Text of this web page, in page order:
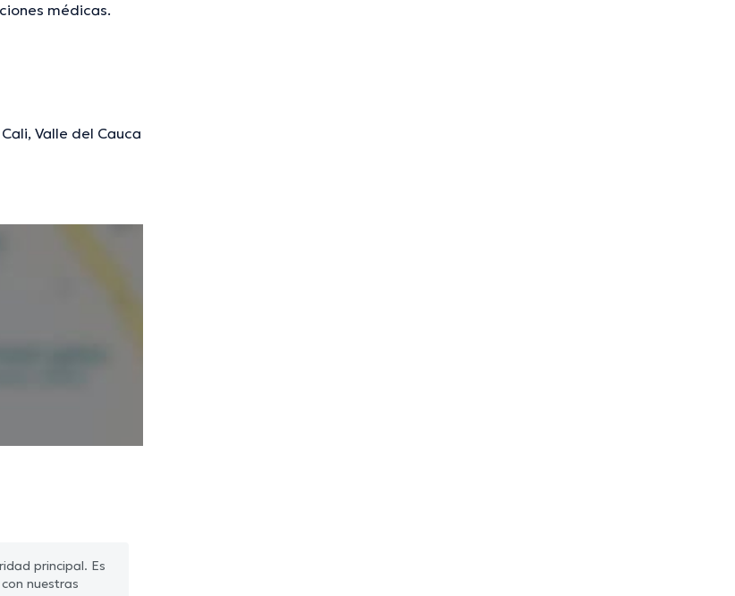
médicas.
Valle del Cauca
principal. Es
nuestras